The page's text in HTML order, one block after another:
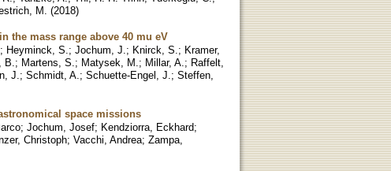
M. (2018)
the mass range above 40 mu eV
; Heyminck, S. ; Jochum, J. ; Knirck, S. ; Kramer,
B. ; Martens, S. ; Matysek, M. ; Millar, A. ; Raffelt,
J. ; Schmidt, A. ; Schuette-Engel, J. ; Steffen,
space missions
; Jochum, Josef; Kendziorra, Eckhard;
Christoph; Vacchi, Andrea; Zampa,